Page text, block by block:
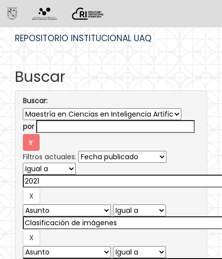
REPOSITORIO INSTITUCIONAL UAQ
Buscar
Buscar:
por
Filtros actuales: